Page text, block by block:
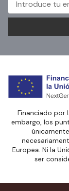
Financiado por
embargo, los
Europea. Ni la
ser